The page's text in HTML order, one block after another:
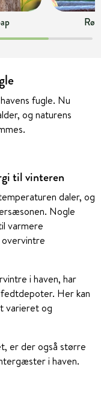
fugle. Nu
og naturens
til vinteren
daler, og
Nogle
varmere
i haven, har
Her kan
varieret og
er der også større
i haven.